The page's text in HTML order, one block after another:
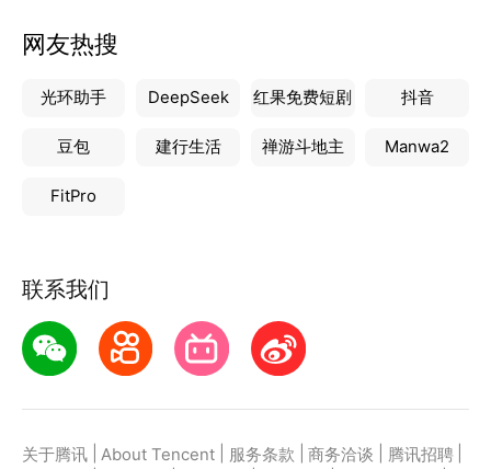
网友热搜
光环助手 DeepSeek 红果免费短剧 抖音
豆包 建行生活 禅游斗地主 Manwa2
FitPro
联系我们
关于腾讯 About Tencent 服务条款 商务洽谈 腾讯招聘